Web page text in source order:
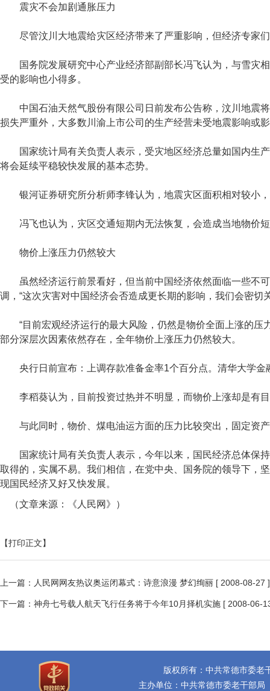
震灾不会加剧通胀压力
尽管汶川大地震给灾区经济带来了严重影响，但经济专家
国务院发展研究中心产业经济部副部长冯飞认为，与雪灾相
受的影响也小得多。
中国石油天然气股份有限公司日前发布公告称，汶川地震将
损失严重外，大多数川渝上市公司的生产经营未受地震影响或
国家统计局有关负责人表示，受灾地区经济总量如国内生产
将会延续平稳较快发展的基本态势。
银河证券研究所分析师李锋认为，地震灾区面积相对较小
冯飞也认为，灾区交通短期内无法恢复，会造成当地物价
物价上涨压力仍然较大
虽然经济运行前景看好，但当前中国经济依然面临一些不可
调，“这次灾害对中国经济会否造成更长期的影响，我们会密切
“目前宏观经济运行的最大风险，仍然是物价全面上涨的压
部分深层次因素依然存在，全年物价上涨压力仍然较大。
央行日前宣布：上调存款准备金率1个百分点。清华大学金
李稻葵认为，目前投资过热并不明显，而物价上涨却是有
与此同时，物价、煤电油运方面的压力比较突出，固定资
国家统计局有关负责人表示，今年以来，国民经济总体保持
取得的，实属不易。我们相信，在党中央、国务院的领导下，
现国民经济又好又快发展。
（文章来源：《人民网》）
【打印正文】
上一篇： 人民网网友热议奥运闭幕式：诗意浪漫 梦幻绚丽 [ 2008-08-27 ]
下一篇： 神舟七号载人航天飞行任务将于今年10月择机实施 [ 2008-06-
版权所有：中共常德市委老
主办单位：中共常德市委老干部